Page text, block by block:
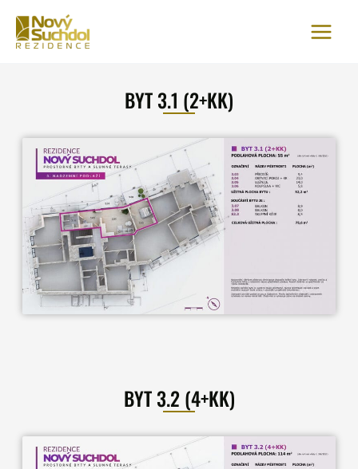
obsah
BYT 3.1 (2+KK)
BYT 3.2 (4+KK)